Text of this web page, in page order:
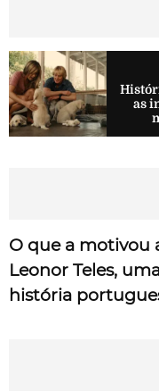
as
O que a motivou
Leonor Teles,
história